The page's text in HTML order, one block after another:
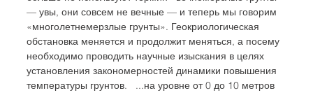
— увы, они совсем не вечные — и теперь мы говорим
«многолетнемерзлые грунты». Геокриологическая
обстановка меняется и продолжит меняться, а посему
необходимо проводить научные изыскания в целях
установления закономерностей динамики повышения
температуры грунтов.   ...на уровне от 0 до 10 метров